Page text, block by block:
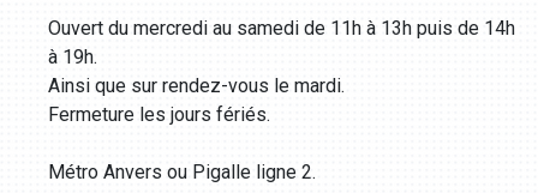
Ouvert du mercredi au samedi de 11h à 13h puis de 14h
à 19h.
Ainsi que sur rendez-vous le mardi.
Fermeture les jours fériés.
Métro Anvers ou Pigalle ligne 2.